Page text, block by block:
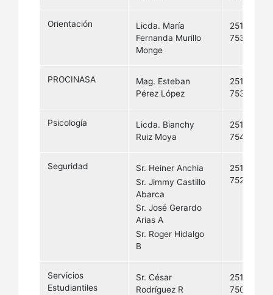
Orientación
Licda. María
Fernanda Murillo
Monge
2511-
7538
PROCINASA
Mag. Esteban
Pérez López
2511-
7539
Psicología
Licda. Bianchy
Ruiz Moya
2511-
7547
Seguridad
Sr. Heiner Anchia
Sr. Jimmy Castillo
Abarca
Sr. José Gerardo
Arias A
Sr. Roger Hidalgo
B
2511-
7520
Servicios
Estudiantiles
Sr. César
Rodríguez R
2511-
7506